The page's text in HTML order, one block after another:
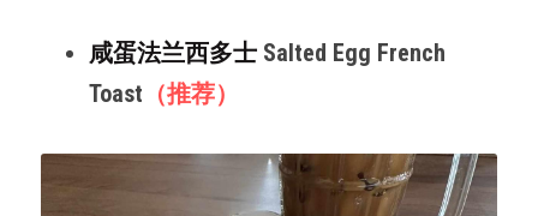
咸蛋法兰西多士 Salted Egg French
Toast （推荐）